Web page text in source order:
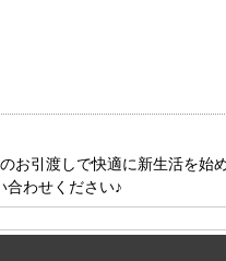
お引渡しで快適に新生活を始
わせください♪